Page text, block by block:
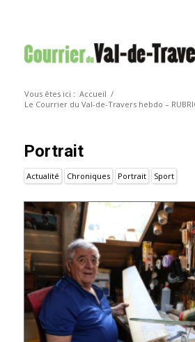
Vous êtes ici : Accueil /
Le Courrier du Val-de-Travers hebdo –
Portrait
Actualité Chroniques Portrait Sport